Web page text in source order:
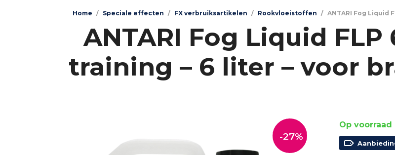
Home / Speciale effecten / FX verbruiksartikelen / Rookvloeistoffen / ANTARI Fog Liquid
ANTARI Fog Liquid
training – 6 liter – voor
-27%
Op voorraad